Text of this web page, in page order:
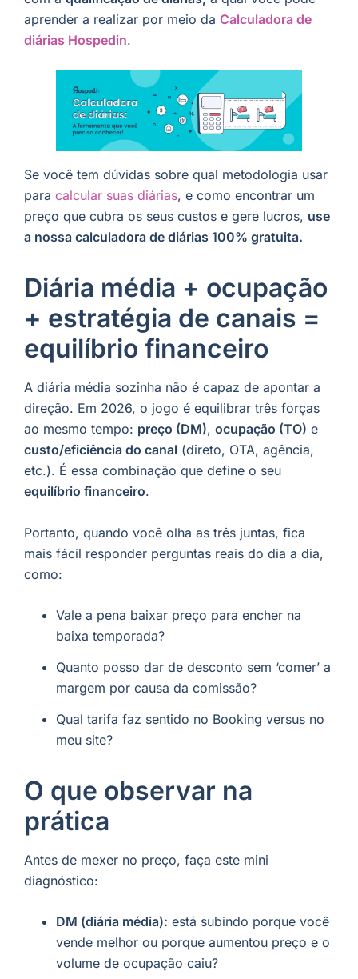
aprender a realizar por meio da Calculadora de
diárias Hospedin.
Se você tem dúvidas sobre qual metodologia usar
para calcular suas diárias, e como encontrar um
preço que cubra os seus custos e gere lucros, use
a nossa calculadora de diárias 100% gratuita.
Diária média + ocupação
+ estratégia de canais =
equilíbrio financeiro
A diária média sozinha não é capaz de apontar a
direção. Em 2026, o jogo é equilibrar três forças
ao mesmo tempo: preço (DM), ocupação (TO) e
custo/eficiência do canal (direto, OTA, agência,
etc.). É essa combinação que define o seu
equilíbrio financeiro.
Portanto, quando você olha as três juntas, fica
mais fácil responder perguntas reais do dia a dia,
como:
Vale a pena baixar preço para encher na
baixa temporada?
Quanto posso dar de desconto sem ‘comer’ a
margem por causa da comissão?
Qual tarifa faz sentido no Booking versus no
meu site?
O que observar na
prática
Antes de mexer no preço, faça este mini
diagnóstico:
DM (diária média): está subindo porque você
vende melhor ou porque aumentou preço e o
volume de ocupação caiu?